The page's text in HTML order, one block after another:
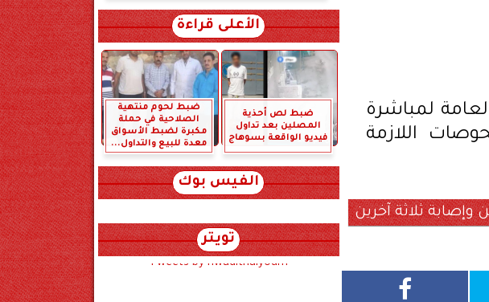
لمباشرة
اللازمة
ثلاثة آخرين
الأعلى قراءة
ضبط لص أحذية
المصلين بعد تداول
فيديو الواقعة بسوهاج
ضبط لحوم منتهية
الصلاحية في حملة
مكبرة لضبط الأسواق
معدة للبيع والتداول...
الفيس بوك
تويتر
Tweets by hwadithalyoum